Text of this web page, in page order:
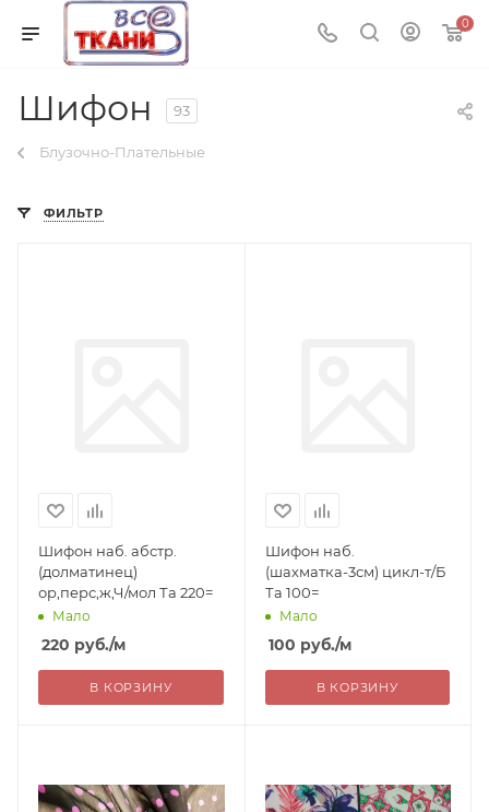
0
Шифон 93
Блузочно-Плательные
ФИЛЬТР
Шифон наб. абстр.
(долматинец)
ор,перс,ж,Ч/мол Та 220=
Мало
220 руб./м
В КОРЗИНУ
Шифон наб.
(шахматка-3см) цикл-т/Б
Та 100=
Мало
100 руб./м
В КОРЗИНУ